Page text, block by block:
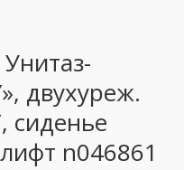
двухуреж.
сиденье
n046861